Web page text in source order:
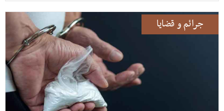
جرائم و قضايا